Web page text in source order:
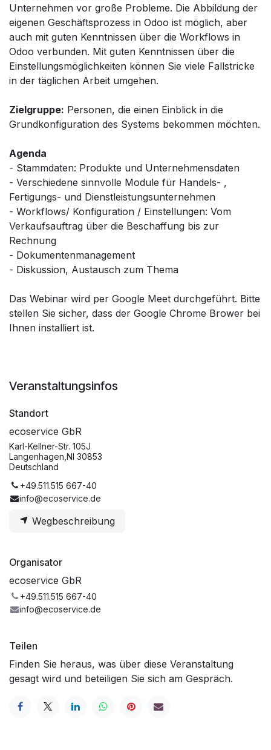
Unternehmen vor große Probleme. Die Abbildung der
eigenen Geschäftsprozess in Odoo ist möglich, aber
auch mit guten Kenntnissen über die Workflows in
Odoo verbunden. Mit guten Kenntnissen über die
Einstellungsmöglichkeiten können Sie viele Fallstricke
in der täglichen Arbeit umgehen.
Zielgruppe: Personen, die einen Einblick in die
Grundkonfiguration des Systems bekommen möchten.
Agenda
- Stammdaten: Produkte und Unternehmensdaten
- Verschiedene sinnvolle Module für Handels- ,
Fertigungs- und Dienstleistungsunternehmen
- Workflows/ Konfiguration / Einstellungen: Vom
Verkaufsauftrag über die Beschaffung bis zur
Rechnung
- Dokumentenmanagement
- Diskussion, Austausch zum Thema
Das Webinar wird per Google Meet durchgeführt. Bitte
stellen Sie sicher, dass der Google Chrome Brower bei
Ihnen installiert ist.
Veranstaltungsinfos
Standort
ecoservice GbR
Karl-Kellner-Str. 105J
Langenhagen,NI 30853
Deutschland
+49.511.515 667-40
info@ecoservice.de
Wegbeschreibung
Organisator
ecoservice GbR
+49.511.515 667-40
info@ecoservice.de
Teilen
Finden Sie heraus, was über diese Veranstaltung
gesagt wird und beteiligen Sie sich am Gespräch.